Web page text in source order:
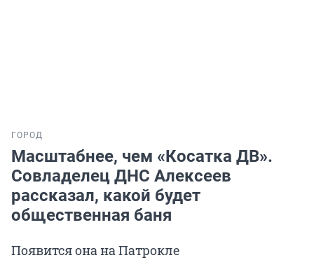
ГОРОД
Масштабнее, чем «Косатка ДВ».
Совладелец ДНС Алексеев
рассказал, какой будет
общественная баня
Появится она на Патрокле